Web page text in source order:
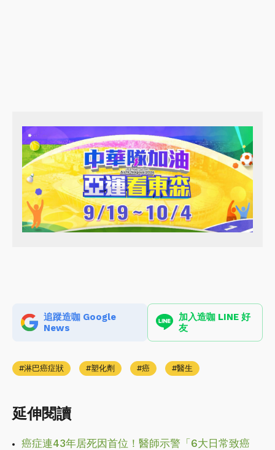
追蹤造咖 Google
News
加入造咖 LINE 好
友
淋巴癌症狀 塑化劑 癌 醫生
延伸閱讀
癌症連43年居死因首位！醫師示警「6大日常致癌